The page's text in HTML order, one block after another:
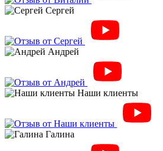
Сергей
Андрей
Наши клиенты
Галина